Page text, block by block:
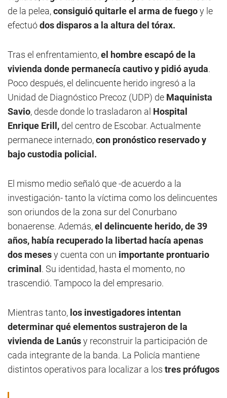
de la pelea,consiguió quitarle el arma de fuegoy le
efectuódos disparos a la altura del tórax.
Tras el enfrentamiento,el hombre escapó de la
vivienda donde permanecía cautivo y pidió ayuda.
Poco después, el delincuente herido ingresó a la
Unidad de Diagnóstico Precoz (UDP) de Maquinista
Savio, desde donde lo trasladaron al Hospital
Enrique Erill, del centro de Escobar. Actualmente
permanece internado,con pronóstico reservado y
bajo custodia policial.
El mismo medio señaló que -de acuerdo a la
investigación- tanto la víctima como los delincuentes
son oriundos de la zona sur del Conurbano
bonaerense. Además,el delincuente herido, de 39
años, había recuperado la libertad hacía apenas
dos mesesy cuenta con un importante prontuario
criminal. Su identidad, hasta el momento, no
trascendió. Tampoco la del empresario.
Mientras tanto, los investigadores intentan
determinar qué elementos sustrajeron de la
vivienda de Lanúsy reconstruir la participación de
cada integrante de la banda. La Policía mantiene
distintos operativos para localizar a los tres prófugos